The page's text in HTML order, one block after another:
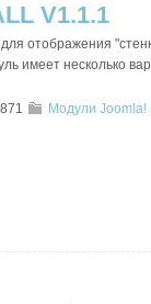
V1.1.1
отображения
имеет несколько
Модули Joomla!